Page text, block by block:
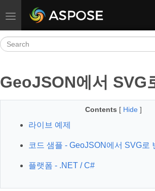
Toggle navigation
GeoJSON에서 SVG
Contents [ Hide ]
라이브 예제
코드 샘플 - GeoJSON에서 SVG로
플랫폼 - .NET / C#